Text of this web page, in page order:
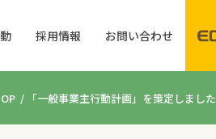
採用情報 お問い合わせ
/ 「一般事業主行動計画」を策定しました